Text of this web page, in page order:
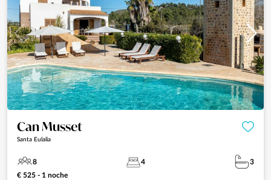
Can Musset
Santa Eulalia
8 4
3
€ 525 - 1 noche